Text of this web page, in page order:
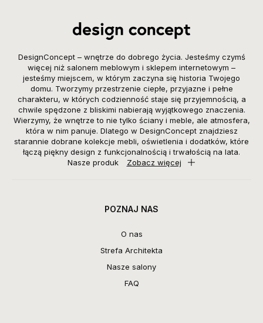
DesignConcept – wnętrze do dobrego życia. Jesteśmy czymś
więcej niż salonem meblowym i sklepem internetowym –
jesteśmy miejscem, w którym zaczyna się historia Twojego
domu. Tworzymy przestrzenie ciepłe, przyjazne i pełne
charakteru, w których codzienność staje się przyjemnością, a
chwile spędzone z bliskimi nabierają wyjątkowego znaczenia.
Wierzymy, że wnętrze to nie tylko ściany i meble, ale atmosfera,
która w nim panuje. Dlatego w DesignConcept znajdziesz
starannie dobrane kolekcje mebli, oświetlenia i dodatków, które
łączą piękny design z funkcjonalnością i trwałością na lata.
Nasze produk
Zobacz więcej
POZNAJ NAS
O nas
Strefa Architekta
Nasze salony
FAQ